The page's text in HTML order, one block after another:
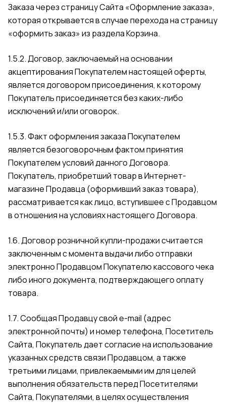
Заказа через страницу Сайта «Оформление заказа»,
которая открывается в случае перехода на страницу
«оформить заказ» из раздела Корзина.
1.5.2. Договор, заключаемый на основании
акцептирования Покупателем настоящей оферты,
является договором присоединения, к которому
Покупатель присоединяется без каких-либо
исключений и/или оговорок.
1.5.3. Факт оформления заказа Покупателем
является безоговорочным фактом принятия
Покупателем условий данного Договора.
Покупатель, приобретший товар в Интернет-
магазине Продавца (оформивший заказ товара),
рассматривается как лицо, вступившее с Продавцом
в отношения на условиях настоящего Договора.
1.6. Договор розничной купли-продажи считается
заключенным с момента выдачи либо отправки
электронно Продавцом Покупателю кассового чека
либо иного документа, подтверждающего оплату
товара.
1.7. Сообщая Продавцу свой e-mail (адрес
электронной почты) и номер телефона, Посетитель
Сайта, Покупатель дает согласие на использование
указанных средств связи Продавцом, а также
третьими лицами, привлекаемыми им для целей
выполнения обязательств перед Посетителями
Сайта, Покупателями, в целях осуществления